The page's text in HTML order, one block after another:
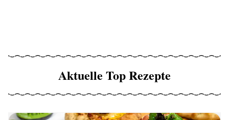
Aktuelle Top Rezepte